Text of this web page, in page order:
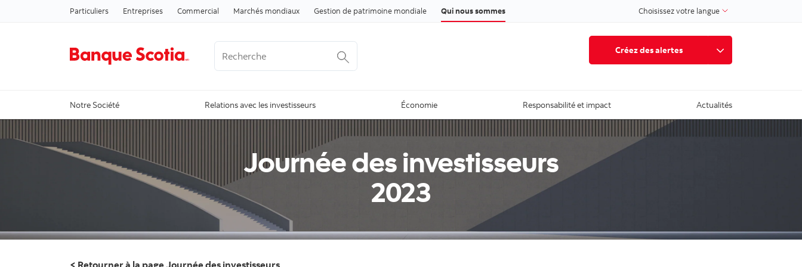
Passer au contenu
Particuliers Entreprises Commercial Marchés mondiaux Gestion de patrimoine mondiale Qui nous sommes Choisissez votre langue
Créez des alertes
Notre Société Relations avec les investisseurs Économie Responsabilité et impact Actualités
Journée des investisseurs
2023
< Retourner à la page Journée des investisseurs